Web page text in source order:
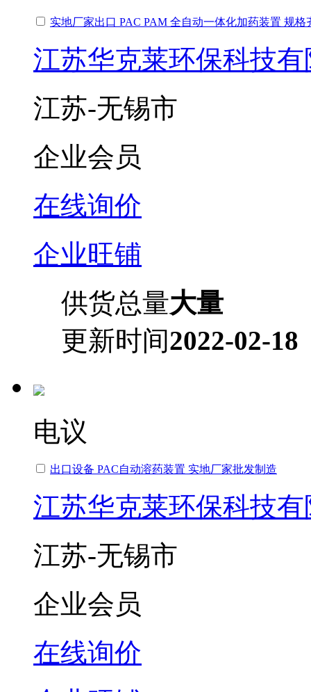
实地厂家出口 PAC PAM 全自动一体化加药装置 规格
江苏华克莱环保科技
江苏-无锡市
企业会员
在线询价
企业旺铺
供货总量大量
更新时间2022-02-18
电议
出口设备 PAC自动溶药装置 实地厂家批发制造
江苏华克莱环保科技
江苏-无锡市
企业会员
在线询价